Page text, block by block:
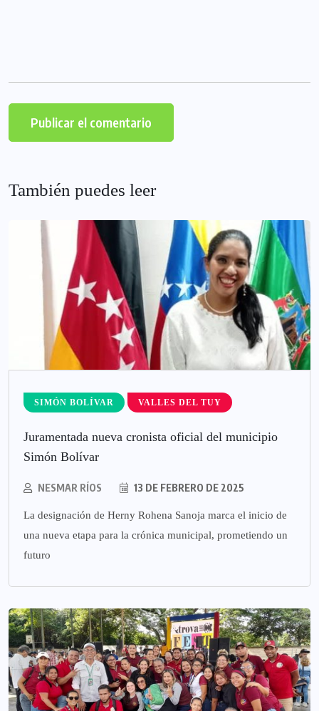
También puedes leer
SIMÓN BOLÍVAR VALLES DEL TUY
Juramentada nueva cronista oficial del municipio
Simón Bolívar
NESMAR RÍOS 13 DE FEBRERO DE 2025
La designación de Herny Rohena Sanoja marca el inicio de
una nueva etapa para la crónica municipal, prometiendo un
futuro